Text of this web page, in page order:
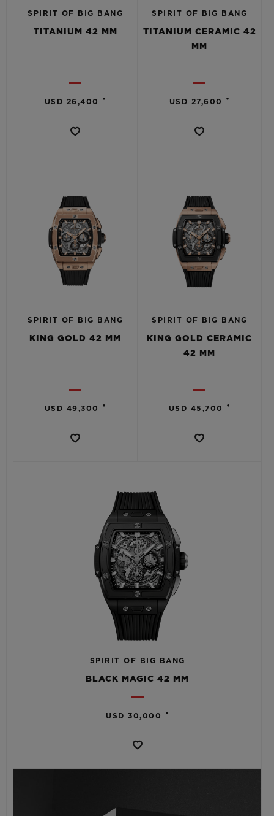
SPIRIT OF BIG BANG
TITANIUM 42 MM
USD 26,400 •
SPIRIT OF BIG BANG
TITANIUM CERAMIC 42
MM
USD 27,600 •
SPIRIT OF BIG BANG
KING GOLD 42 MM
USD 49,300 •
SPIRIT OF BIG BANG
KING GOLD CERAMIC
42 MM
USD 45,700 •
SPIRIT OF BIG BANG
BLACK MAGIC 42 MM
USD 30,000 •